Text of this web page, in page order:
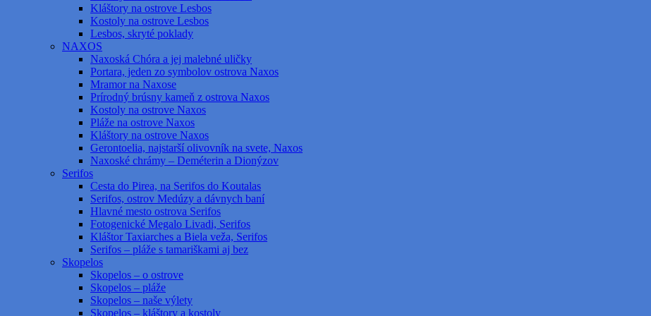
Kláštory na ostrove Lesbos
Kostoly na ostrove Lesbos
Lesbos, skryté poklady
NAXOS
Naxoská Chóra a jej malebné uličky
Portara, jeden zo symbolov ostrova Naxos
Mramor na Naxose
Prírodný brúsny kameň z ostrova Naxos
Kostoly na ostrove Naxos
Pláže na ostrove Naxos
Kláštory na ostrove Naxos
Gerontoelia, najstarší olivovník na svete, Naxos
Naxoské chrámy – Deméterin a Dionýzov
Serifos
Cesta do Pirea, na Serifos do Koutalas
Serifos, ostrov Medúzy a dávnych baní
Hlavné mesto ostrova Serifos
Fotogenické Megalo Livadi, Serifos
Kláštor Taxiarches a Biela veža, Serifos
Serifos – pláže s tamariškami aj bez
Skopelos
Skopelos – o ostrove
Skopelos – pláže
Skopelos – naše výlety
Skopelos – kláštory a kostoly